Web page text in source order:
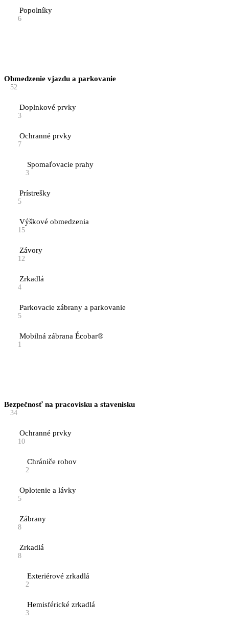
Popolníky
6
Obmedzenie vjazdu a parkovanie
52
Doplnkové prvky
3
Ochranné prvky
7
Spomaľovacie prahy
3
Prístrešky
5
Výškové obmedzenia
15
Závory
12
Zrkadlá
4
Parkovacie zábrany a parkovanie
5
Mobilná zábrana Écobar®
1
Bezpečnosť na pracovisku a stavenisku
34
Ochranné prvky
10
Chrániče rohov
2
Oplotenie a lávky
5
Zábrany
8
Zrkadlá
8
Exteriérové zrkadlá
2
Hemisférické zrkadlá
3